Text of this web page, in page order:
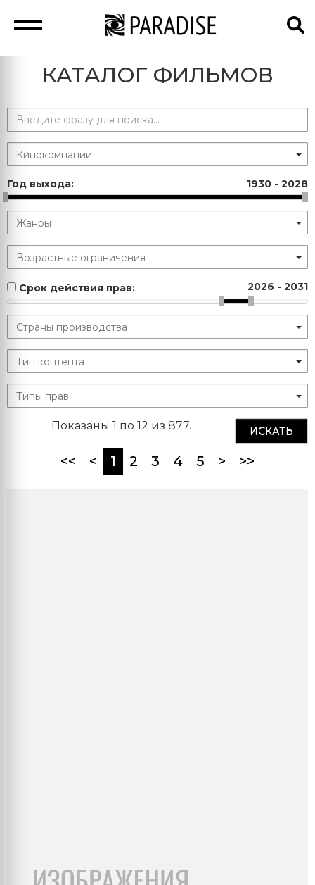
КАТАЛОГ ФИЛЬМОВ
Год выхода: 1930 - 2028
Срок действия прав: 2026 - 2031
ИСКАТЬ
Показаны 1 по 12 из 877.
<< < 1 (current)
2 3 4 5 > >>